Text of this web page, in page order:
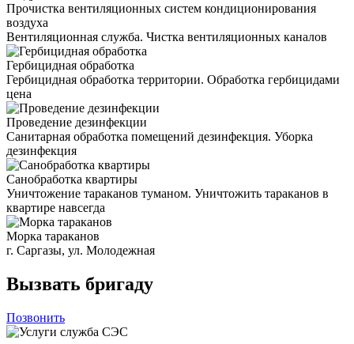
Прочистка вентиляционных систем кондиционирования
воздуха
Вентиляционная служба. Чистка вентиляционных каналов
Гербицидная обработка
Гербицидная обработка территории. Обработка гербицидами
цена
Проведение дезинфекции
Санитарная обработка помещений дезинфекция. Уборка
дезинфекция
Санобработка квартиры
Уничтожение тараканов туманом. Уничтожить тараканов в
квартире навсегда
Морка тараканов
г. Саргазы, ул. Молодежная
Вызвать бригаду
Позвонить